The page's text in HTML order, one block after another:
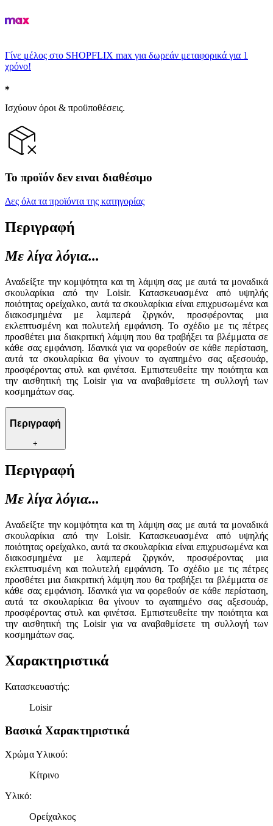
Γίνε μέλος στο SHOPFLIX max για δωρεάν μεταφορικά για 1
χρόνο!
Ισχύουν όροι & προϋποθέσεις.
Το προϊόν δεν ειναι διαθέσιμο
Δες όλα τα προϊόντα της κατηγορίας
Περιγραφή
Με λίγα λόγια...
Αναδείξτε την κομψότητα και τη λάμψη σας με αυτά τα μοναδικά
σκουλαρίκια από την Loisir. Κατασκευασμένα από υψηλής
ποιότητας ορείχαλκο, αυτά τα σκουλαρίκια είναι επιχρυσωμένα και
διακοσμημένα με λαμπερά ζιργκόν, προσφέροντας μια
εκλεπτυσμένη και πολυτελή εμφάνιση. Το σχέδιο με τις πέτρες
προσθέτει μια διακριτική λάμψη που θα τραβήξει τα βλέμματα σε
κάθε σας εμφάνιση. Ιδανικά για να φορεθούν σε κάθε περίσταση,
αυτά τα σκουλαρίκια θα γίνουν το αγαπημένο σας αξεσουάρ,
προσφέροντας στυλ και φινέτσα. Εμπιστευθείτε την ποιότητα και
την αισθητική της Loisir για να αναβαθμίσετε τη συλλογή των
κοσμημάτων σας.
Περιγραφή
+
Περιγραφή
Με λίγα λόγια...
Αναδείξτε την κομψότητα και τη λάμψη σας με αυτά τα μοναδικά
σκουλαρίκια από την Loisir. Κατασκευασμένα από υψηλής
ποιότητας ορείχαλκο, αυτά τα σκουλαρίκια είναι επιχρυσωμένα και
διακοσμημένα με λαμπερά ζιργκόν, προσφέροντας μια
εκλεπτυσμένη και πολυτελή εμφάνιση. Το σχέδιο με τις πέτρες
προσθέτει μια διακριτική λάμψη που θα τραβήξει τα βλέμματα σε
κάθε σας εμφάνιση. Ιδανικά για να φορεθούν σε κάθε περίσταση,
αυτά τα σκουλαρίκια θα γίνουν το αγαπημένο σας αξεσουάρ,
προσφέροντας στυλ και φινέτσα. Εμπιστευθείτε την ποιότητα και
την αισθητική της Loisir για να αναβαθμίσετε τη συλλογή των
κοσμημάτων σας.
Χαρακτηριστικά
Κατασκευαστής:
Loisir
Βασικά Χαρακτηριστικά
Χρώμα Υλικού:
Κίτρινο
Υλικό:
Ορείχαλκος